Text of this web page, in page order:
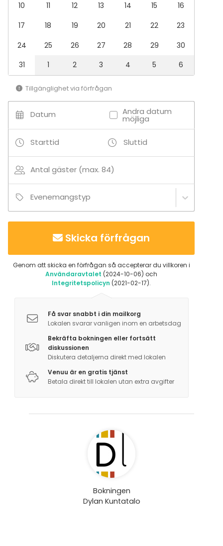
10
11 12 13 14 15
16
17
18 19 20 21 22
23
24
25 26 27 28 29
30
31
1 2 3 4 5 6
Tillgänglighet via förfrågan
Datum Andra datum
möjliga
Starttid Sluttid
Antal gäster (max. 84)
Evenemangstyp
Skicka förfrågan
Genom att skicka en förfrågan så accepterar du villkoren i
Användaravtalet (2024-10-06) och
Integritetspolicyn (2021-02-17).
Få svar snabbt i din mailkorg
Lokalen svarar vanligen inom en arbetsdag
Bekräfta bokningen eller fortsätt
diskussionen
Diskutera detaljerna direkt med lokalen
Venuu är en gratis tjänst
Betala direkt till lokalen utan extra avgifter
Bokningen
Dylan Kuntatalo